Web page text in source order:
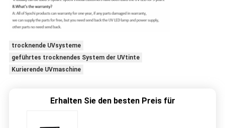
trocknende UVsysteme
geführtes trocknendes System der UVtinte
Kurierende UVmaschine
Erhalten Sie den besten Preis für